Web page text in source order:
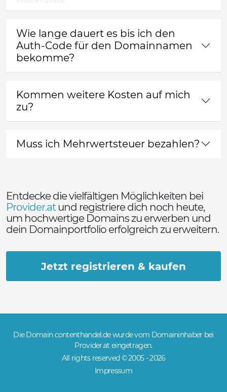
Wie lange dauert es bis ich den
Auth-Code für den Domainnamen
bekomme?
Kommen weitere Kosten auf mich
zu?
Muss ich Mehrwertsteuer bezahlen?
Entdecke die vielfältigen Möglichkeiten bei
Provider.atund registriere dich noch heute,
um hochwertige Domains zu erwerben und
dein Domainportfolio erfolgreich zu erweitern.
Jetzt registrieren & kaufen
Die Domain contenthandel.de wurde vom Domaininhaber bei
Provider.at eingetragen.
All rights reserved © 2005 -2026
Impressum